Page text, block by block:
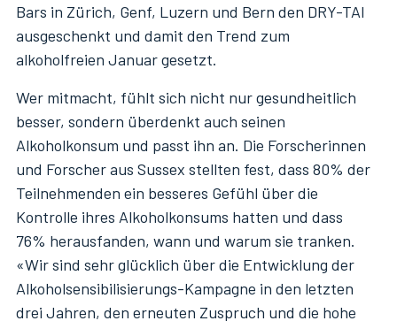
Bars in Zürich, Genf, Luzern und Bern den DRY-TAI
ausgeschenkt und damit den Trend zum
alkoholfreien Januar gesetzt.
Wer mitmacht, fühlt sich nicht nur gesundheitlich
besser, sondern überdenkt auch seinen
Alkoholkonsum und passt ihn an. Die Forscherinnen
und Forscher aus Sussex stellten fest, dass 80% der
Teilnehmenden ein besseres Gefühl über die
Kontrolle ihres Alkoholkonsums hatten und dass
76% herausfanden, wann und warum sie tranken.
«Wir sind sehr glücklich über die Entwicklung der
Alkoholsensibilisierungs-Kampagne in den letzten
drei Jahren, den erneuten Zuspruch und die hohe